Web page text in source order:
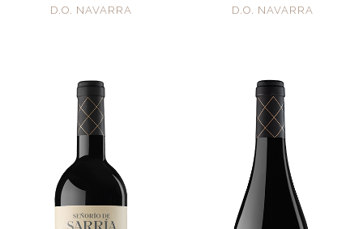
D.O. NAVARRA D.O. NAVARRA